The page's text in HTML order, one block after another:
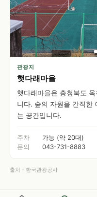
관광지
햇다래마을
햇다래마을은 충청북도
니다. 숲의 자원을 간직한
는 공간입니다.
주차
가능 (약 20대)
문의
043-731-8883
출처 - 한국관광공사